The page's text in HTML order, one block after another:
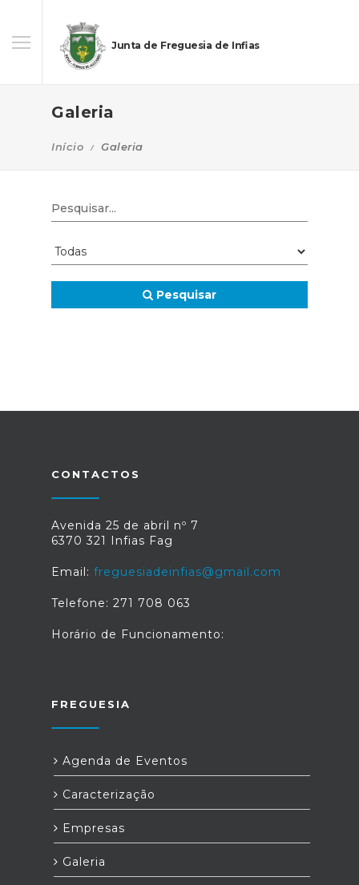
Junta de Freguesia de Infias
Galeria
Início Galeria
Pesquisar
CONTACTOS
Avenida 25 de abril nº 7
6370 321 Infias Fag
Email: freguesiadeinfias@gmail.com
Telefone: 271 708 063
Horário de Funcionamento:
FREGUESIA
Agenda de Eventos
Caracterização
Empresas
Galeria